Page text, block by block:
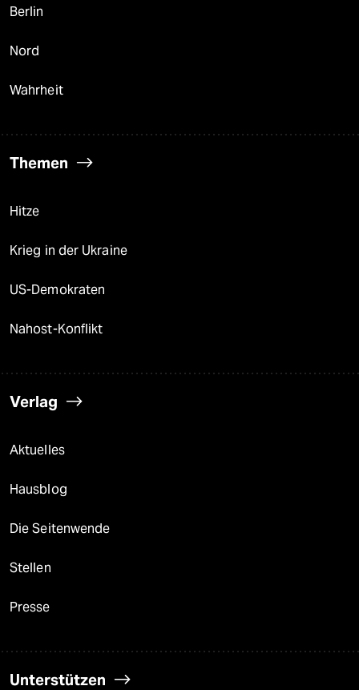
Berlin
Nord
Wahrheit
Themen
Hitze
Krieg in der Ukraine
US-Demokraten
Nahost-Konflikt
Verlag
Aktuelles
Hausblog
Die Seitenwende
Stellen
Presse
Unterstützen